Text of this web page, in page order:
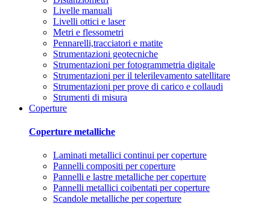
Livelle manuali
Livelli ottici e laser
Metri e flessometri
Pennarelli,tracciatori e matite
Strumentazioni geotecniche
Strumentazioni per fotogrammetria digitale
Strumentazioni per il telerilevamento satellitare
Strumentazioni per prove di carico e collaudi
Strumenti di misura
Coperture
Coperture metalliche
Laminati metallici continui per coperture
Pannelli compositi per coperture
Pannelli e lastre metalliche per coperture
Pannelli metallici coibentati per coperture
Scandole metalliche per coperture